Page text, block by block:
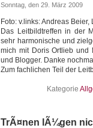
Sonntag, den 29. März 2009
Foto: v.links: Andreas
Das Leitbildtreffen in der
sehr harmonische und
mich mit Doris Ortlieb und
und Blogger. Danke
Zum fachlichen Teil der
Kategorie
TrÃ¤nen lÃ¼gen